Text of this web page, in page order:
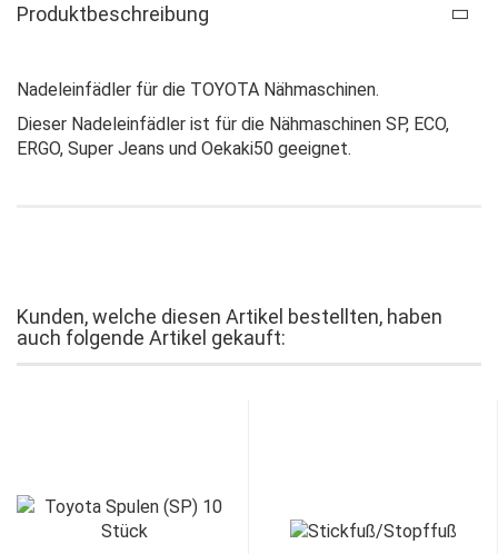
Produktbeschreibung
Nadeleinfädler für die TOYOTA Nähmaschinen.
Dieser Nadeleinfädler ist für die Nähmaschinen SP, ECO,
ERGO, Super Jeans und Oekaki50 geeignet.
Kunden, welche diesen Artikel bestellten, haben
auch folgende Artikel gekauft: